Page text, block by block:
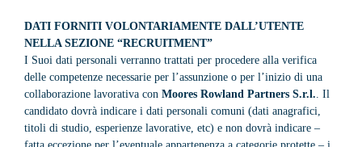
DATI FORNITI VOLONTARIAMENTE DALL’UTENTE
NELLA SEZIONE “RECRUITMENT”
I Suoi dati personali verranno trattati per procedere alla verifica
delle competenze necessarie per l’assunzione o per l’inizio di una
collaborazione lavorativa con Moores Rowland Partners S.r.l.. Il
candidato dovrà indicare i dati personali comuni (dati anagrafici,
titoli di studio, esperienze lavorative, etc) e non dovrà indicare –